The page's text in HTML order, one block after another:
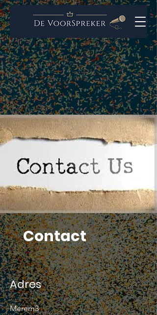
Contact
Adres
Merem3